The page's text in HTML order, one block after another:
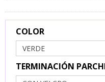
COLOR
TERMINACIÓN